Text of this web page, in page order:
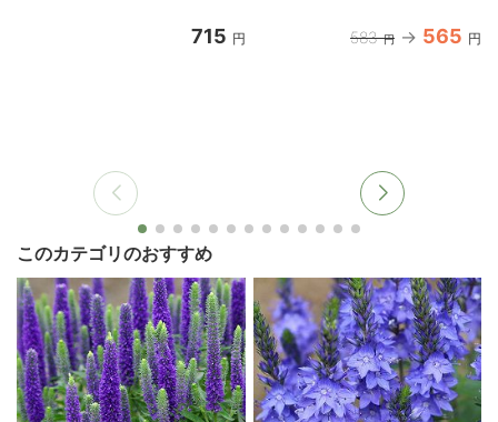
715 円 583 円 565 円
このカテゴリのおすすめ